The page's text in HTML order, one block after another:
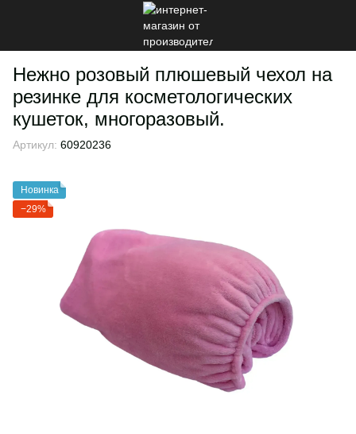
Нежно розовый плюшевый чехол на
резинке для косметологических
кушеток, многоразовый.
Артикул: 60920236
Новинка
−29%